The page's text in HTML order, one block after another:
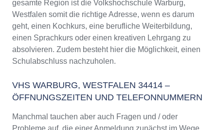
Weiterbildung in Warburg, Westfalen
VHS Warburg, Westfalen Programm 2025 /
2026
gesamte Region ist die Volkshochschule Warburg,
Westfalen somit die richtige Adresse, wenn es darum
geht, einen Kochkurs, eine berufliche Weiterbildung,
einen Sprachkurs oder einen kreativen Lehrgang zu
absolvieren. Zudem besteht hier die Möglichkeit, einen
Schulabschluss nachzuholen.
VHS WARBURG, WESTFALEN 34414 –
ÖFFNUNGSZEITEN UND TELEFONNUMMERN
Manchmal tauchen aber auch Fragen und / oder
Probleme auf, die einer Anmeldung zunächst im Wege